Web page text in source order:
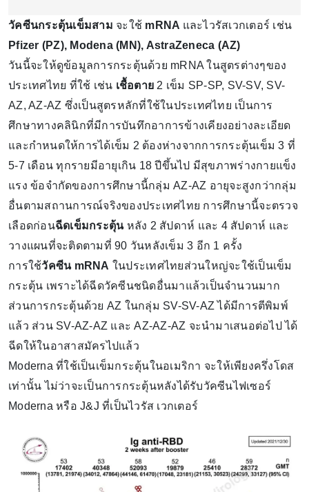
วัคซีนกระตุ้นเข็มสาม จะใช้ mRNA และไวรัสเวกเตอร์ เช่น
Pfizer (PZ), Modena (MN), AstraZeneca (AZ)
วันนี้จะให้ดูข้อมูลการกระตุ้นด้วย mRNA ในสูตรต่างๆของ
ประเทศไทย ที่ใช้ เช่น เชื้อตาย 2 เข็ม SP-SP, SV-SV, SV-
AZ, AZ-AZ ซึ่งเป็นสูตรหลักที่ใช้ในประเทศไทย เป็นการ
ศึกษาทางคลินิกที่มีการบันทึกอาการข้างเคียงอย่างละเอียด
และกำหนดให้การได้เข็ม 2 ต้องห่างจากการกระตุ้นเข็ม 3 ที่
5-7 เดือน ทุกรายมีอายุเกิน 18 ปีขึ้นไป มีสุขภาพร่างกายแข็ง
แรง ข้อจำกัดของการศึกษานี้กลุ่ม AZ-AZ อายุจะสูงกว่ากลุ่ม
อื่นตามสถานการณ์จริงของประเทศไทย การศึกษานี้จะตรวจ
เลือดก่อนฉีดเข็มกระตุ้น หลัง 2 สัปดาห์ และ 4 สัปดาห์ และ
วางแผนที่จะติดตามที่ 90 วันหลังเข็ม 3 อีก 1 ครั้ง
การใช้วัคซีน mRNA ในประเทศไทยส่วนใหญ่จะใช้เป็นเข็ม
กระตุ้น เพราะได้ฉีดวัคซีนชนิดอื่นมาแล้วเป็นจำนวนมาก
ส่วนการกระตุ้นด้วย AZ ในกลุ่ม SV-SV-AZ ได้มีการตีพิมพ์
แล้ว ส่วน SV-AZ-AZ และ AZ-AZ-AZ จะนำมาเสนอต่อไป ได้
ฉีดให้ในอาสาสมัครไปแล้ว
Moderna ที่ใช้เป็นเข็มกระตุ้นในอเมริกา จะให้เพียงครึ่งโดส
เท่านั้น ไม่ว่าจะเป็นการกระตุ้นหลังได้รับวัคซีนไฟเซอร์
Moderna หรือ J&J ที่เป็นไวรัส เวกเตอร์